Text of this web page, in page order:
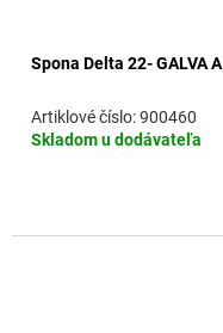
Spona Delta 22- GALVA A
Skladom u dodávateľa
900460